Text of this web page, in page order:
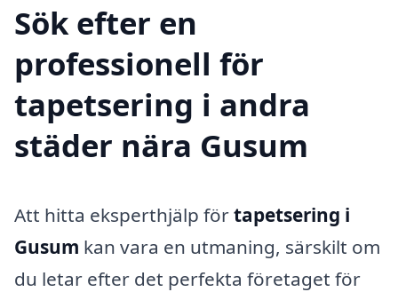
Sök efter en
professionell för
tapetsering i andra
städer nära Gusum
Att hitta eksperthjälp förtapetsering i
Gusum kan vara en utmaning, särskilt om
du letar efter det perfekta företaget för